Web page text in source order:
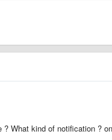
? What kind of notification ?